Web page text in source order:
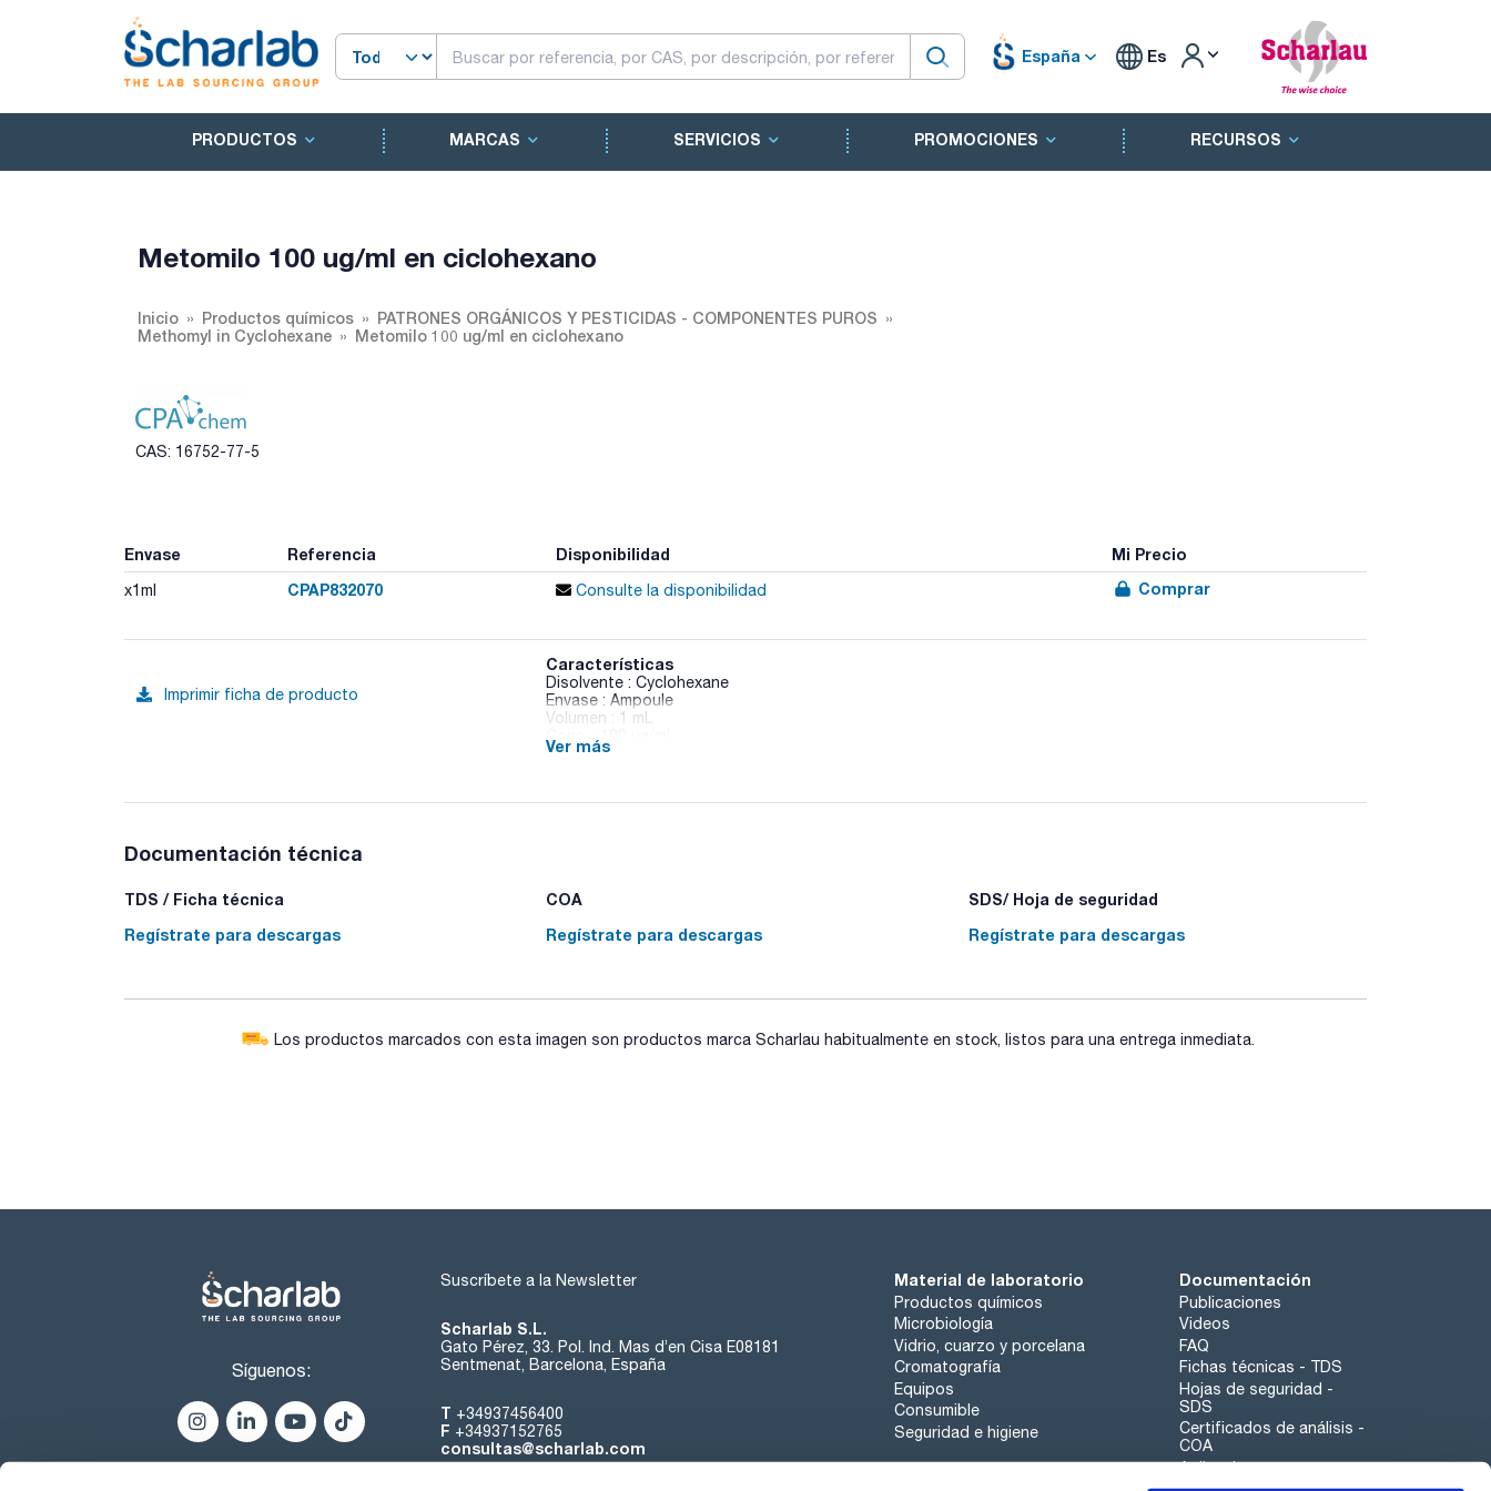
España Es
PRODUCTOS MARCAS SERVICIOS PROMOCIONES RECURSOS
Metomilo 100 ug/ml en ciclohexano
Inicio Productos químicos
PATRONES ORGÁNICOS Y PESTICIDAS - COMPONENTES PUROS
Methomyl in Cyclohexane
Metomilo 100 ug/ml en ciclohexano
CAS: 16752-77-5
Envase Referencia Disponibilidad Mi Precio
x1ml CPAP832070 Consulte la disponibilidad Comprar
Imprimir ficha de producto
Características
Disolvente : Cyclohexane
Envase : Ampoule
Volumen : 1 mL
CAS : [16752-77-5]
Ver más
Documentación técnica
TDS / Ficha técnica
Regístrate para descargas
COA
Regístrate para descargas
SDS/ Hoja de seguridad
Regístrate para descargas
Los productos marcados con esta imagen son productos marca Scharlau habitualmente en stock, listos para una entrega inmediata.
Síguenos:
Suscríbete a la Newsletter
Scharlab S.L.
Gato Pérez, 33. Pol. Ind. Mas d’en Cisa E08181
Sentmenat, Barcelona, España
T +34937456400
F +34937152765
consultas@scharlab.com
Material de laboratorio
Productos químicos
Microbiología
Vidrio, cuarzo y porcelana
Cromatografía
Equipos
Consumible
Seguridad e higiene
Documentación
Publicaciones
Videos
FAQ
Fichas técnicas - TDS
Hojas de seguridad -
SDS
Certificados de análisis -
COA
Aplicaciones